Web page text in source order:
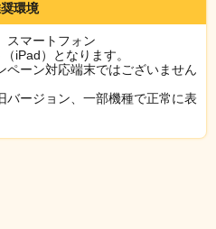
環境
スマートフォン
iPad）となります。
ペーン対応端末ではございません
バージョン、一部機種で正常に表